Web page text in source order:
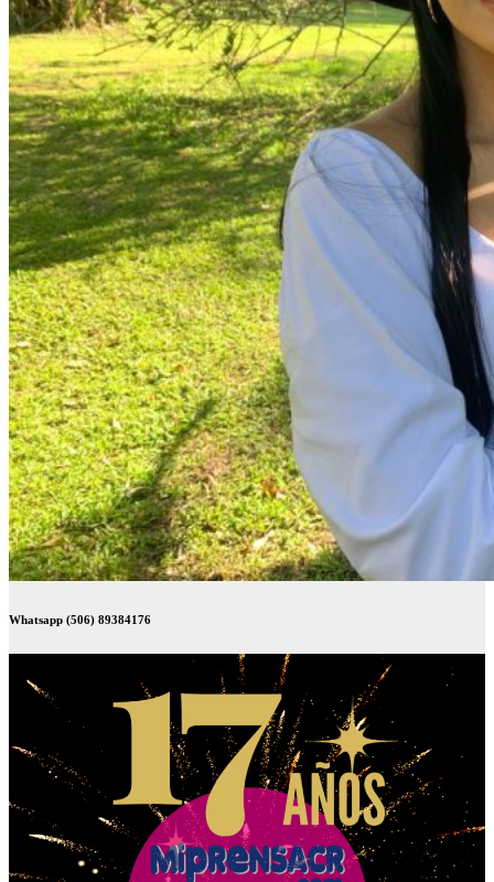
Whatsapp (506) 89384176